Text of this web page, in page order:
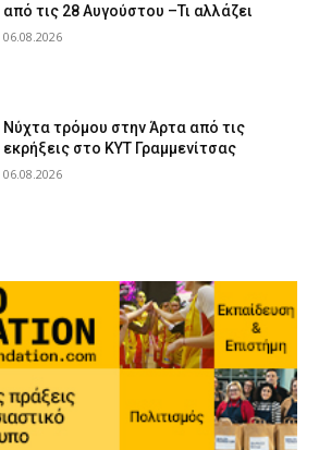
από τις 28 Αυγούστου –Τι αλλάζει
06.08.2026
Νύχτα τρόμου στην Άρτα από τις
εκρήξεις στο ΚΥΤ Γραμμενίτσας
06.08.2026